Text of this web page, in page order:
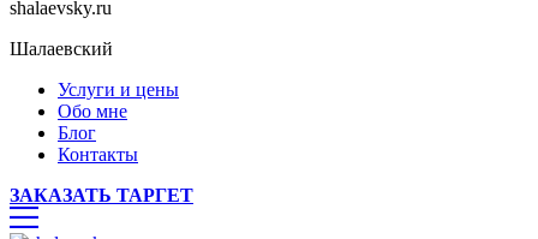
shalaevsky.ru
Шалаевский
Услуги и цены
Обо мне
Блог
Контакты
ЗАКАЗАТЬ ТАРГЕТ